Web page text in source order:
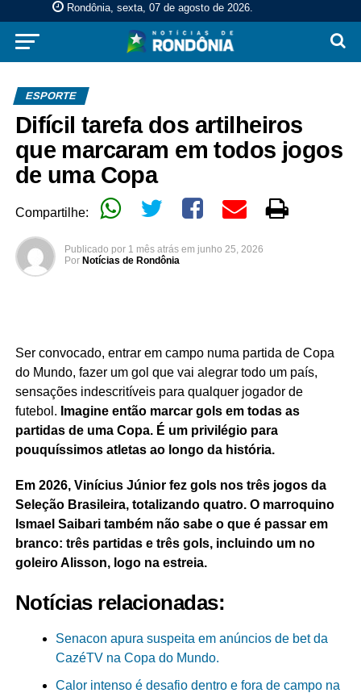
Rondônia, sexta, 07 de agosto de 2026.
ESPORTE
Difícil tarefa dos artilheiros
que marcaram em todos jogos
de uma Copa
Compartilhe:
Publicado por 1 mês atrás em junho 25, 2026
Por Notícias de Rondônia
Ser convocado, entrar em campo numa partida de Copa
do Mundo, fazer um gol que vai alegrar todo um país,
sensações indescritíveis para qualquer jogador de
futebol. Imagine então marcar gols em todas as
partidas de uma Copa. É um privilégio para
pouquíssimos atletas ao longo da história.
Em 2026, Vinícius Júnior fez gols nos três jogos da
Seleção Brasileira, totalizando quatro. O marroquino
Ismael Saibari também não sabe o que é passar em
branco: três partidas e três gols, incluindo um no
goleiro Alisson, logo na estreia.
Notícias relacionadas:
Senacon apura suspeita em anúncios de bet da
CazéTV na Copa do Mundo.
Calor intenso é desafio dentro e fora de campo na